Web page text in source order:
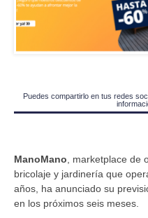
Puedes compartirlo en tus redes
ManoMano , marketplace de
bricolaje y jardinería que
años, ha anunciado su
en los próximos seis meses.